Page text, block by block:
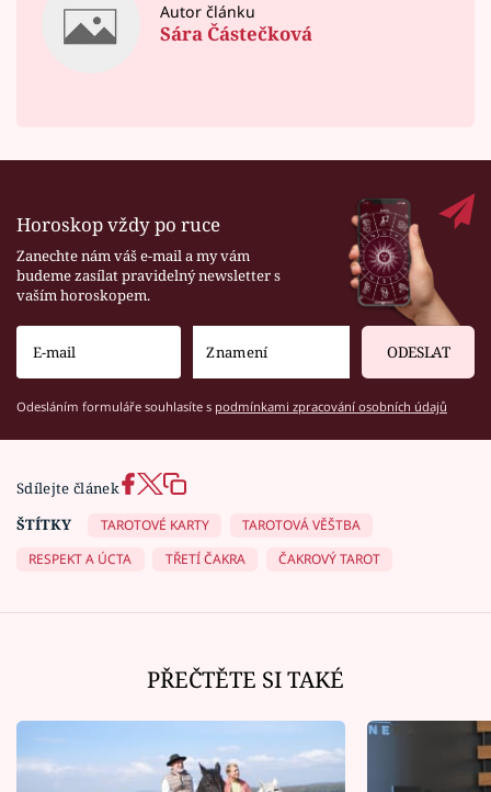
Autor článku
Sára Částečková
Horoskop vždy po ruce
Zanechte nám váš e-mail a my vám
budeme zasílat pravidelný newsletter s
vaším horoskopem.
ODESLAT
Odesláním formuláře souhlasíte s podmínkami zpracování osobních údajů
Sdílejte článek
ŠTÍTKY
TAROTOVÉ KARTY
TAROTOVÁ VĚŠTBA
RESPEKT A ÚCTA
TŘETÍ ČAKRA ČAKROVÝ TAROT
PŘEČTĚTE SI TAKÉ